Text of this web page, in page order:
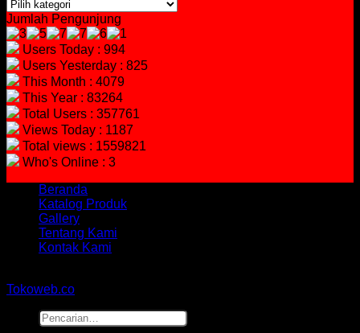
Jumlah Pengunjung
Users Today : 994
Users Yesterday : 825
This Month : 4079
This Year : 83264
Total Users : 357761
Views Today : 1187
Total views : 1559821
Who's Online : 3
Beranda
Katalog Produk
Gallery
Tentang Kami
Kontak Kami
Tokoweb.co
Pencarian
untuk: